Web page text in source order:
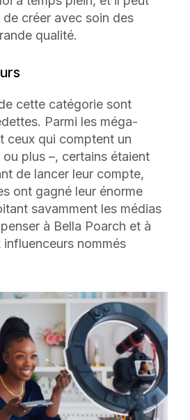
créer avec soin des
qualité.
cette catégorie sont
Parmi les méga-
ceux qui comptent un
ou plus –, certains étaient
de lancer leur compte,
ont gagné leur énorme
savamment les médias
à Bella Poarch et à
nommés